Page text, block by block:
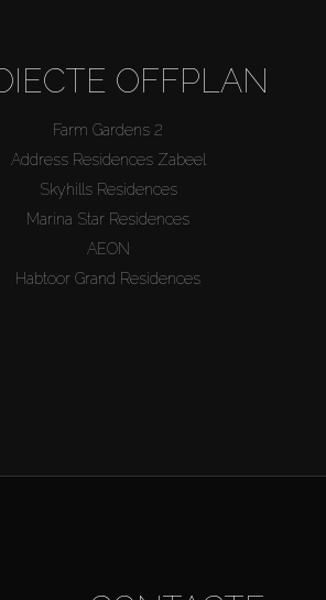
OFFPLAN
Farm Gardens 2
Address Residences Zabeel
Skyhills Residences
Marina Star Residences
AEON
Habtoor Grand Residences